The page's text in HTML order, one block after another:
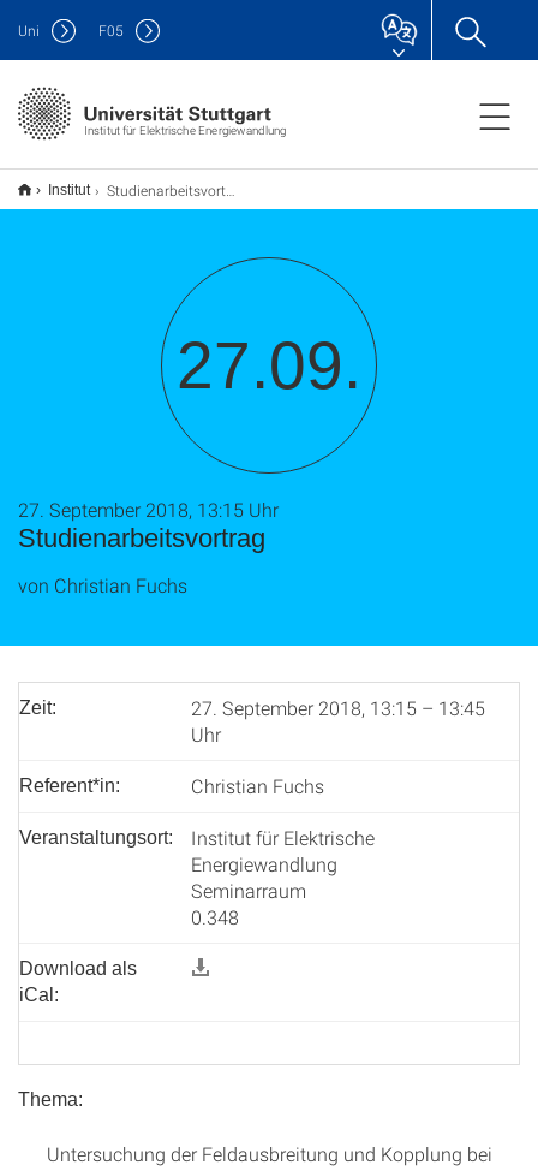
Institut für Elektrische Energiewandlung
Uni F05
Institut Studienarbeitsvortrag
27.09.
Studienarbeitsvortrag
27. September 2018, 13:15 Uhr
von Christian Fuchs
Zeit:
27. September 2018, 13:15 – 13:45
Uhr
Referent*in: Christian Fuchs
Veranstaltungsort:
Institut für Elektrische
Energiewandlung
Seminarraum
0.348
Download als
iCal:
Thema:
Untersuchung der Feldausbreitung und Kopplung bei